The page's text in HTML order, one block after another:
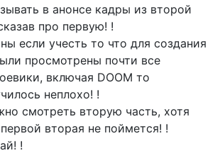
в анонсе кадры из второй
про первую! !
если учесть то что для создания
просмотрены почти все
включая DOOM то
неплохо! !
смотреть вторую часть, хотя
вторая не поймется! !
!